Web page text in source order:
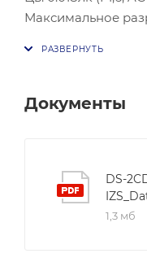
Максимальное
Документы
DS-
1,3 мб